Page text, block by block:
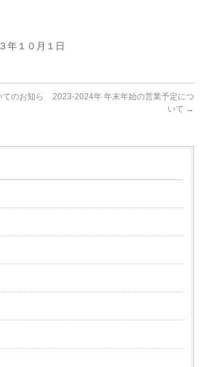
年１０月１日
のお知ら
2023-2024年 年末年始の営業予定につ
いて →